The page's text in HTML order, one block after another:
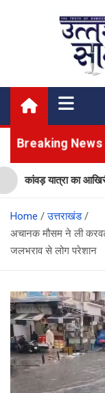
My News Portal
Breaking News
यात्रा का आखिरी
Home
उत्तराखंड
अचानक मौसम ने ली करवट,
जलभराव से लोग परेशान